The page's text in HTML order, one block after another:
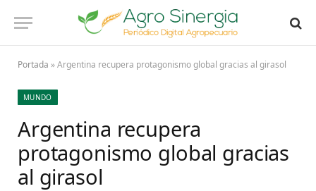
Portada »Argentina recupera protagonismo global gracias al girasol
MUNDO
Argentina recupera
protagonismo global gracias
al girasol